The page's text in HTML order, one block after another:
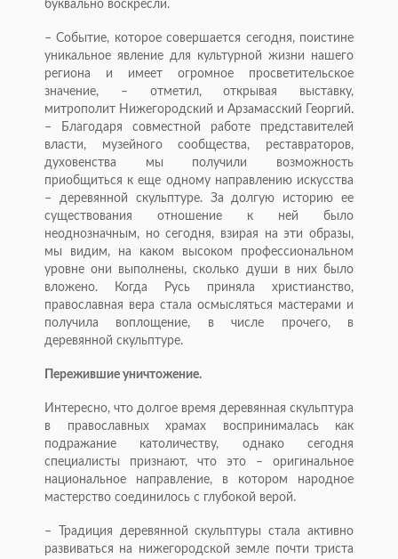
буквально воскресли.
– Событие, которое совершается сегодня, поистине
уникальное явление для культурной жизни нашего
региона и имеет огромное просветительское
значение, – отметил, открывая выставку,
митрополит Нижегородский и Арзамасский Георгий.
– Благодаря совместной работе представителей
власти, музейного сообщества, реставраторов,
духовенства мы получили возможность
приобщиться к еще одному направлению искусства
– деревянной скульптуре. За долгую историю ее
существования отношение к ней было
неоднозначным, но сегодня, взирая на эти образы,
мы видим, на каком высоком профессиональном
уровне они выполнены, сколько души в них было
вложено. Когда Русь приняла христианство,
православная вера стала осмысляться мастерами и
получила воплощение, в числе прочего, в
деревянной скульптуре.
Пережившие уничтожение.
Интересно, что долгое время деревянная скульптура
в православных храмах воспринималась как
подражание католичеству, однако сегодня
специалисты признают, что это – оригинальное
национальное направление, в котором народное
мастерство соединилось с глубокой верой.
– Традиция деревянной скульптуры стала активно
развиваться на нижегородской земле почти триста